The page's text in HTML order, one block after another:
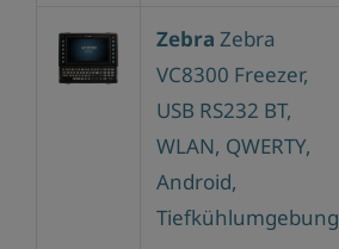
Zebra Zebra
VC8300 Freezer,
USB RS232 BT,
WLAN, QWERTY,
Android,
Tiefkühlumgebung